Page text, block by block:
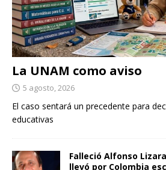
La UNAM como aviso
5 agosto, 2026
El caso sentará un precedente para
educativas
Falleció Alfonso
llevó por Colombia